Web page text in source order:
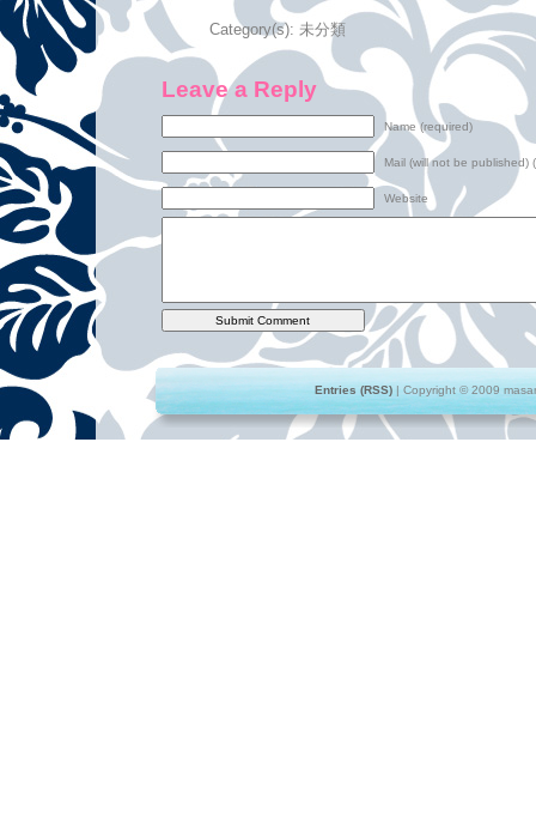
Category(s): 未分類
Leave a Reply
Name (required)
Mail (will not be published)
Website
Entries (RSS) | Copyright © 2009